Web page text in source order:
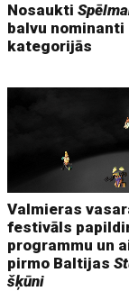
Nosaukti
balvu nominanti
kategorijās
Valmieras
festivāls
programmu un
pirmo Baltijas
šķūni